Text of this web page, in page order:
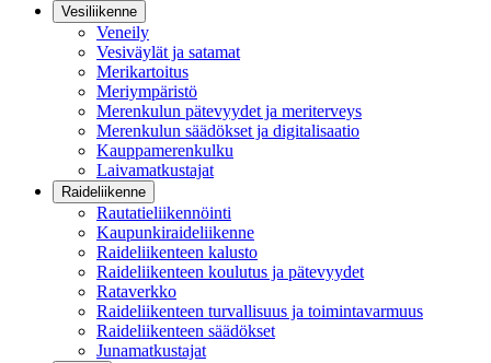
Vesiliikenne
Veneily
Vesiväylät ja satamat
Merikartoitus
Meriympäristö
Merenkulun pätevyydet ja meriterveys
Merenkulun säädökset ja digitalisaatio
Kauppamerenkulku
Laivamatkustajat
Raideliikenne
Rautatieliikennöinti
Kaupunkiraideliikenne
Raideliikenteen kalusto
Raideliikenteen koulutus ja pätevyydet
Rataverkko
Raideliikenteen turvallisuus ja toimintavarmuus
Raideliikenteen säädökset
Junamatkustajat